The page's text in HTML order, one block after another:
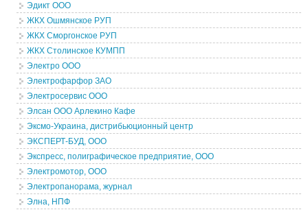
Эдикт ООО
ЖКХ Ошмянское РУП
ЖКХ Сморгонское РУП
ЖКХ Столинское КУМПП
Электро ООО
Электрофарфор ЗАО
Электросервис ООО
Элсан ООО Арлекино Кафе
Эксмо-Украина, дистрибьюционный центр
ЭКСПЕРТ-БУД, ООО
Экспресс, полиграфическое предприятие, ООО
Электромотор, ООО
Электропанорама, журнал
Элна, НПФ